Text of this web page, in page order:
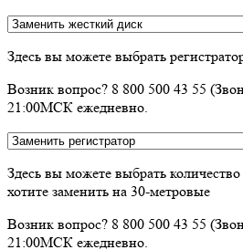
Здесь вы можете выбрать
Возник вопрос? 8 800 500 43 55
21:00МСК ежедневно.
Здесь вы можете выбрать
хотите заменить на 30-метровые
Возник вопрос? 8 800 500 43 55
21:00МСК ежедневно.